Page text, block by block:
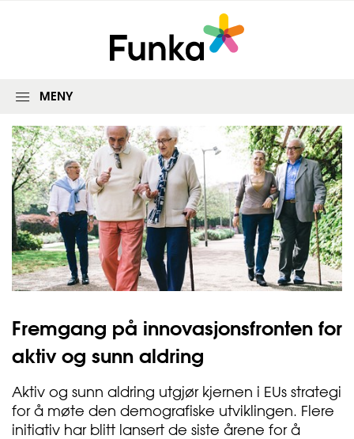
i
n
g
i
n
g
s
k
j
e
MENY
Fremgang på innovasjonsfronten for
aktiv og sunn aldring
Aktiv og sunn aldring utgjør kjernen i EUs strategi
for å møte den demografiske utviklingen. Flere
initiativ har blitt lansert de siste årene for å